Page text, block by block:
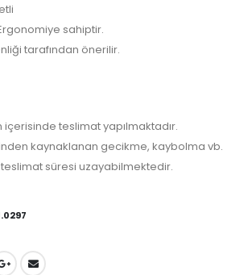
sahiptir.
tarafından önerilir.
içerisinde teslimat yapılmaktadır.
kaynaklanan gecikme, kaybolma vb.
süresi uzayabilmektedir.